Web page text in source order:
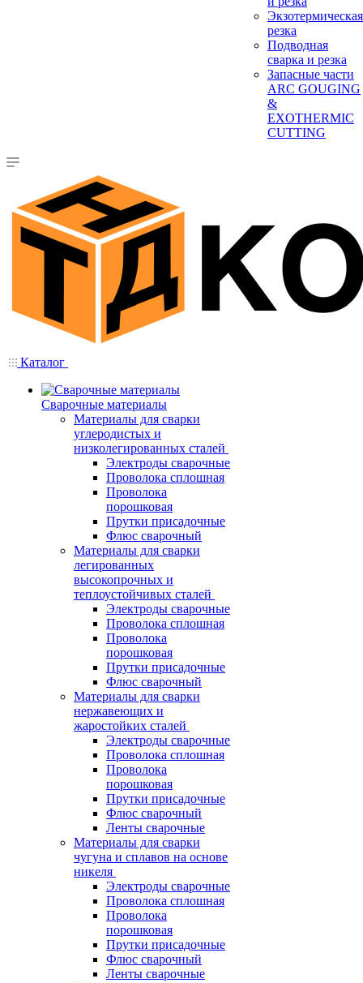
Экзотермическая
резка
Подводная
сварка и резка
Запасные части
ARC GOUGING
&
EXOTHERMIC
CUTTING
Каталог
Сварочные материалы
Материалы для сварки
углеродистых и
низколегированных сталей
Электроды сварочные
Проволока сплошная
Проволока
порошковая
Прутки присадочные
Флюс сварочный
Материалы для сварки
легированных
высокопрочных и
теплоустойчивых сталей
Электроды сварочные
Проволока сплошная
Проволока
порошковая
Прутки присадочные
Флюс сварочный
Материалы для сварки
нержавеющих и
жаростойких сталей
Электроды сварочные
Проволока сплошная
Проволока
порошковая
Прутки присадочные
Флюс сварочный
Ленты сварочные
Материалы для сварки
чугуна и сплавов на основе
никеля
Электроды сварочные
Проволока сплошная
Проволока
порошковая
Прутки присадочные
Флюс сварочный
Ленты сварочные